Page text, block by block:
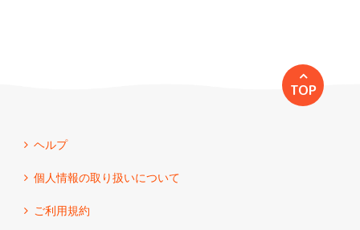
TOP
ヘルプ
個人情報の取り扱いについて
ご利用規約